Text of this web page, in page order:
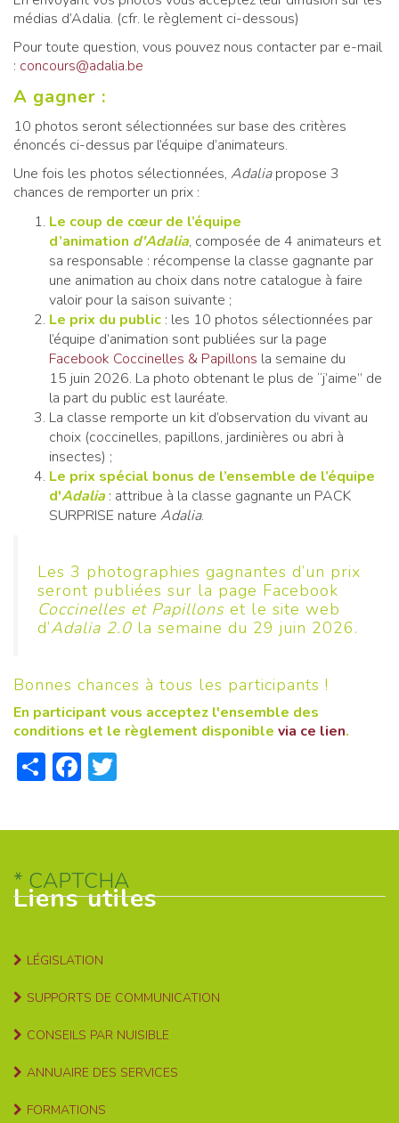
médias d’Adalia. (cfr. le règlement ci-dessous)
Pour toute question, vous pouvez nous contacter par e-mail
: concours@adalia.be
A gagner :
10 photos seront sélectionnées sur base des critères
énoncés ci-dessus par l’équipe d’animateurs.
Une fois les photos sélectionnées, Adaliapropose 3
chances de remporter un prix :
Le coup de cœur de l’équipe
d’animation d'Adalia, composée de 4 animateurs et
sa responsable : récompense la classe gagnante par
une animation au choix dans notre catalogue à faire
valoir pour la saison suivante ;
Le prix du public : les 10 photos sélectionnées par
l’équipe d’animation sont publiées sur la page
Facebook Coccinelles & Papillons la semaine du
15 juin 2026. La photo obtenant le plus de “j’aime” de
la part du public est lauréate.
La classe remporte un kit d’observation du vivant au
choix (coccinelles, papillons, jardinières ou abri à
insectes) ;
Le prix spécial bonus de l’ensemble de l’équipe
d'Adalia : attribue à la classe gagnante un PACK
SURPRISE nature Adalia.
Les 3 photographies gagnantes d’un prix
seront publiées sur la page Facebook
Coccinelles et Papillons et le site web
d’Adalia 2.0 la semaine du 29 juin 2026.
Bonnes chances à tous les participants !
En participant vous acceptez l'ensemble des
conditions et le règlement disponible via ce lien.
ShareFacebook
Liens utiles
LÉGISLATION
SUPPORTS DE COMMUNICATION
CONSEILS PAR NUISIBLE
ANNUAIRE DES SERVICES
FORMATIONS
CAPTCHA